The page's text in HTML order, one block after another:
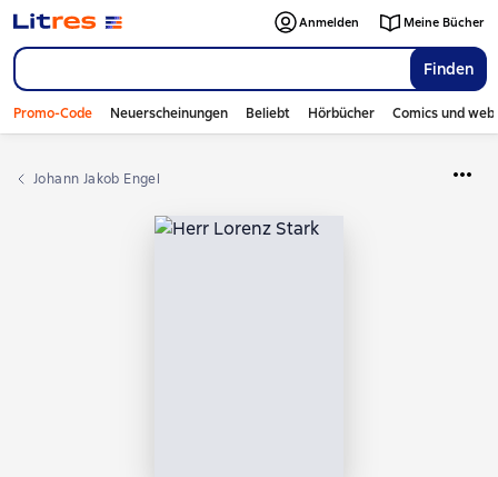
Finden
Anmelden Meine Bücher
Promo-Code Neuerscheinungen Beliebt Hörbücher Comics und
Johann Jakob Engel